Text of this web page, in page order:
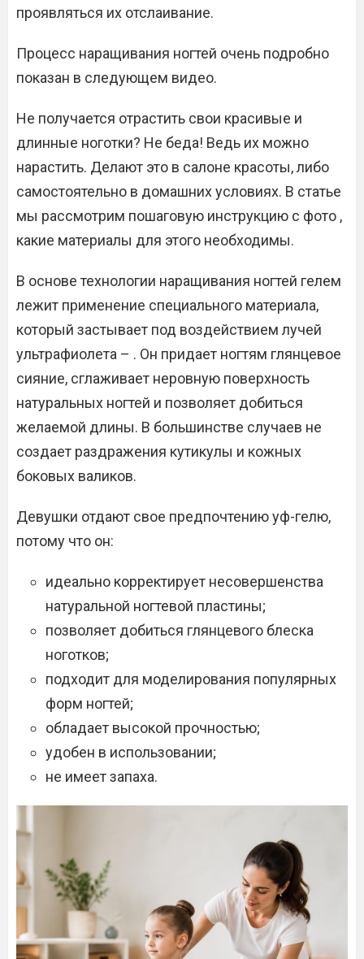
проявляться их отслаивание.
Процесс наращивания ногтей очень подробно
показан в следующем видео.
Не получается отрастить свои красивые и
длинные ноготки? Не беда! Ведь их можно
нарастить. Делают это в салоне красоты, либо
самостоятельно в домашних условиях. В статье
мы рассмотрим пошаговую инструкцию с фото ,
какие материалы для этого необходимы.
В основе технологии наращивания ногтей гелем
лежит применение специального материала,
который застывает под воздействием лучей
ультрафиолета – . Он придает ногтям глянцевое
сияние, сглаживает неровную поверхность
натуральных ногтей и позволяет добиться
желаемой длины. В большинстве случаев не
создает раздражения кутикулы и кожных
боковых валиков.
Девушки отдают свое предпочтению уф-гелю,
потому что он:
идеально корректирует несовершенства
натуральной ногтевой пластины;
позволяет добиться глянцевого блеска
ноготков;
подходит для моделирования популярных
форм ногтей;
обладает высокой прочностью;
удобен в использовании;
не имеет запаха.